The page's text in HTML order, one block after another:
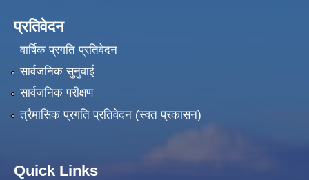
प्रतिवेदन
वार्षिक प्रगति प्रतिवेदन
सार्वजनिक सुनुवाई
सार्वजनिक परीक्षण
त्रैमासिक प्रगति प्रतिवेदन (स्वत प्रकासन)
Quick Links